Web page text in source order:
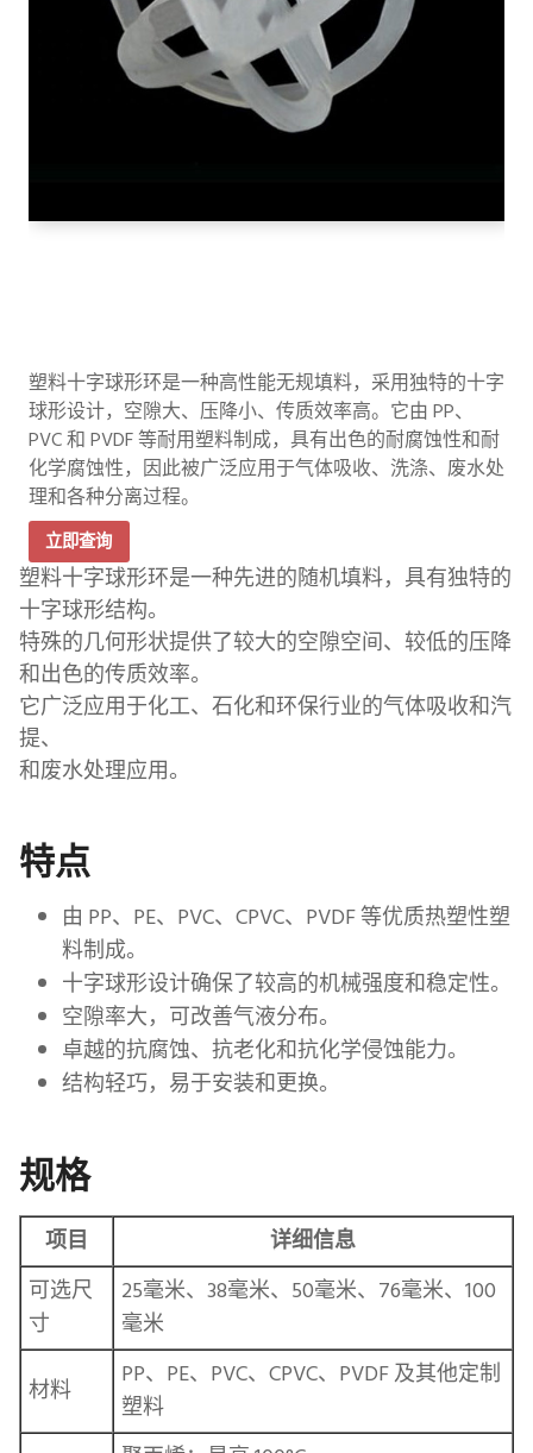
塑料十字球形环是一种高性能无规填料，采用独特的十字
球形设计，空隙大、压降小、传质效率高。它由 PP、
PVC 和 PVDF 等耐用塑料制成，具有出色的耐腐蚀性和耐
化学腐蚀性，因此被广泛应用于气体吸收、洗涤、废水处
理和各种分离过程。
立即查询
塑料十字球形环是一种先进的随机填料，具有独特的
十字球形结构。
特殊的几何形状提供了较大的空隙空间、较低的压降
和出色的传质效率。
它广泛应用于化工、石化和环保行业的气体吸收和汽
提、
和废水处理应用。
特点
由 PP、PE、PVC、CPVC、PVDF 等优质热塑性塑
料制成。
十字球形设计确保了较高的机械强度和稳定性。
空隙率大，可改善气液分布。
卓越的抗腐蚀、抗老化和抗化学侵蚀能力。
结构轻巧，易于安装和更换。
规格
项目
详细信息
可选尺
寸
25毫米、38毫米、50毫米、76毫米、100
毫米
材料
PP、PE、PVC、CPVC、PVDF 及其他定制
塑料